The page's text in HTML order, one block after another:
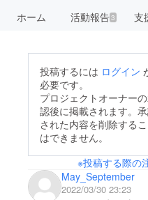
ホーム 活動報告3 支
投稿するには ログイン
必要です。
プロジェクトオーナー
認後に掲載されます。
された内容を削除するこ
はできません。
※投稿する際の
May_September
2022/03/30 23:23